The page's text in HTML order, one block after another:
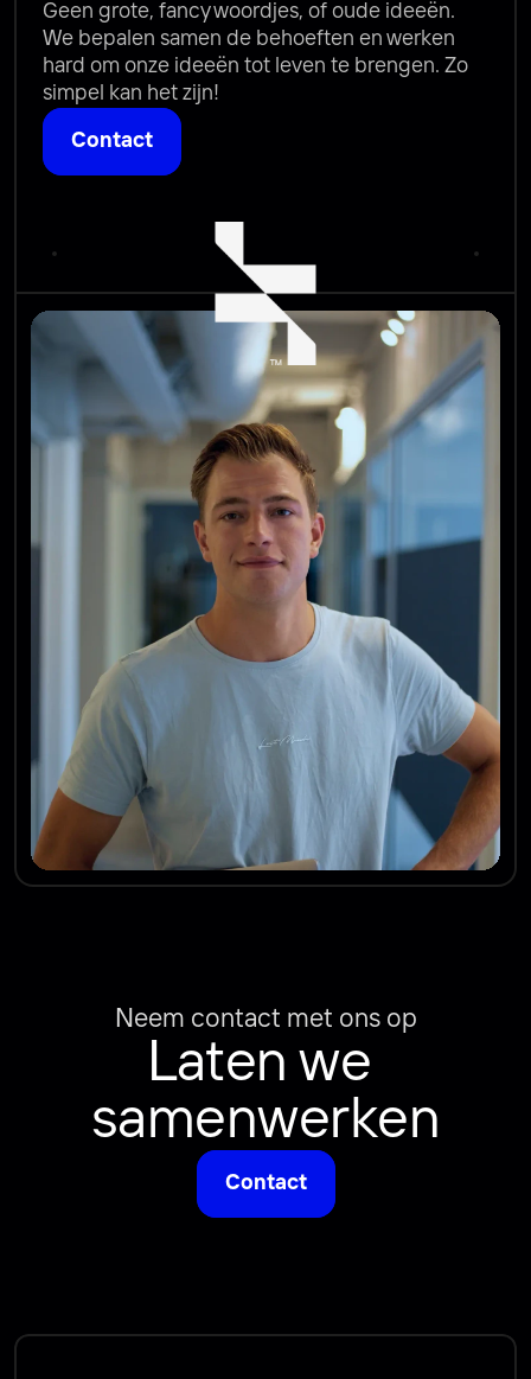
Geen grote, fancy woordjes, of oude ideeën.
We bepalen samen de behoeften en werken
hard om onze ideeën tot leven te brengen. Zo
simpel kan het zijn!
Contact
Neem contact met ons op
Laten we
samenwerken
Contact